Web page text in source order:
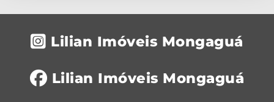
Lilian Imóveis Mongaguá
Lilian Imóveis Mongaguá